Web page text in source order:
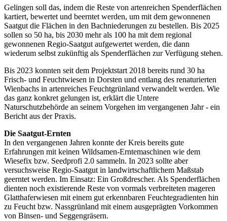
Gelingen soll das, indem die Reste von artenreichen Spenderflächen
kartiert, bewertet und beerntet werden, um mit dem gewonnenen
Saatgut die Flächen in den Bachniederungen zu bestellen. Bis 2025
sollen so 50 ha, bis 2030 mehr als 100 ha mit dem regional
gewonnenen Regio-Saatgut aufgewertet werden, die dann
wiederum selbst zukünftig als Spenderflächen zur Verfügung stehen.
Bis 2023 konnten seit dem Projektstart 2018 bereits rund 30 ha
Frisch- und Feuchtwiesen in Dorsten und entlang des renaturierten
Wienbachs in artenreiches Feuchtgrünland verwandelt werden. Wie
das ganz konkret gelungen ist, erklärt die Untere
Naturschutzbehörde an seinem Vorgehen im vergangenen Jahr - ein
Bericht aus der Praxis.
Die Saatgut-Ernten
In den vergangenen Jahren konnte der Kreis bereits gute
Erfahrungen mit keinen Wildsamen-Erntemaschinen wie dem
Wiesefix bzw. Seedprofi 2.0 sammeln. In 2023 sollte aber
versuchsweise Regio-Saatgut in landwirtschaftlichem Maßstab
geerntet werden. Im Einsatz: Ein Großdrescher. Als Spenderflächen
dienten noch existierende Reste von vormals verbreiteten mageren
Glatthaferwiesen mit einem gut erkennbaren Feuchtegradienten hin
zu Feucht bzw. Nassgrünland mit einem ausgeprägten Vorkommen
von Binsen- und Seggengräsern.